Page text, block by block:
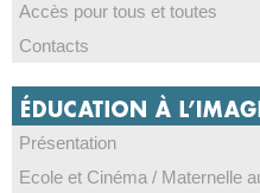
Accès pour tous et toutes
Contacts
Présentation
Ecole et Cinéma / Maternelle